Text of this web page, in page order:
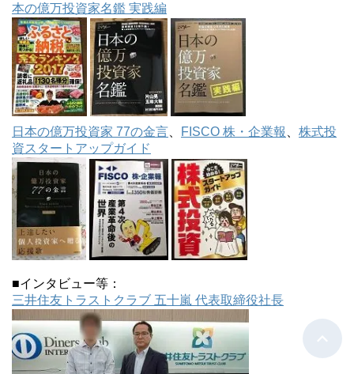
本の億万投資家名鑑 実践編
日本の億万投資家 77の金言 FISCO 株・企業報
株式投
資スタートアップガイド
■インタビュー等：
三井住友トラストクラブ 五十嵐 代表取締役社長